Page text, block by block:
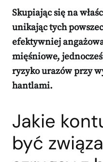
Skupiając się na
unikając tych
efektywniej
mięśniowe,
ryzyko urazów przy
hantlami.
Jakie
być